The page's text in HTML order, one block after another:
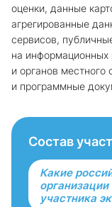
оценки, данные
агрегированные
сервисов,
на информационных
и органов местного
и программные
Состав
Какие
участника